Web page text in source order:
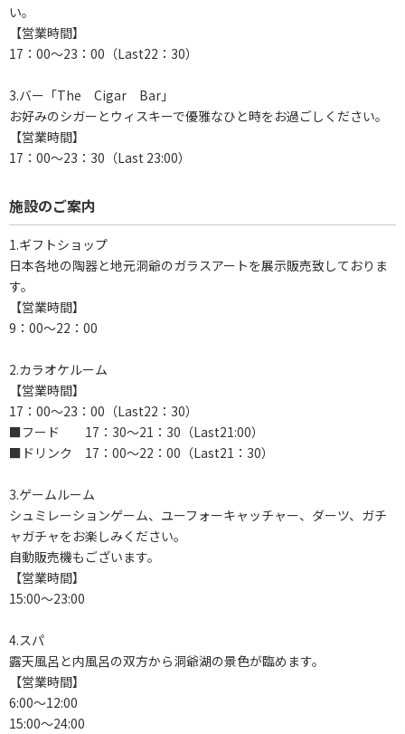
い。
【営業時間】
17：00～23：00（Last22：30）
3.バー「The Cigar Bar」
お好みのシガーとウィスキーで優雅なひと時をお過ごしください。
【営業時間】
17：00～23：30（Last 23:00）
施設のご案内
1.ギフトショップ
日本各地の陶器と地元洞爺のガラスアートを展示販売致しておりま
す。
【営業時間】
9：00～22：00
2.カラオケルーム
【営業時間】
17：00～23：00（Last22：30）
■フード 17：30～21：30（Last21:00）
■ドリンク 17：00～22：00（Last21：30）
3.ゲームルーム
シュミレーションゲーム、ユーフォーキャッチャー、ダーツ、ガチ
ャガチャをお楽しみください。
自動販売機もございます。
【営業時間】
15:00～23:00
4.スパ
露天風呂と内風呂の双方から洞爺湖の景色が臨めます。
【営業時間】
6:00～12:00
15:00～24:00